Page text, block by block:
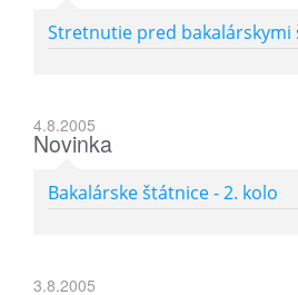
Stretnutie pred bakalárskymi
4.8.2005
Novinka
Bakalárske štátnice - 2. kolo
3.8.2005